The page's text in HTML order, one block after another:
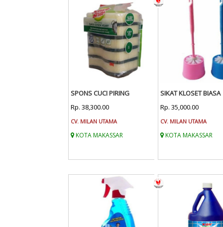
SPONS CUCI PIRING
Rp. 38,300.00
CV. MILAN UTAMA
KOTA MAKASSAR
SIKAT KLOSET BIASA
Rp. 35,000.00
CV. MILAN UTAMA
KOTA MAKASSAR